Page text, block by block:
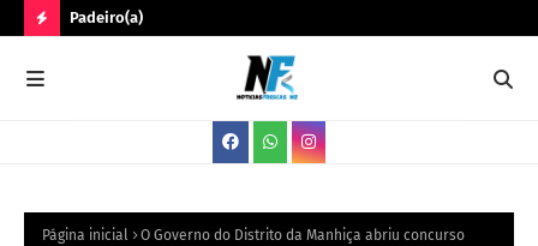
O
V
Padeiro(a)
Página inicial
O Governo do Distrito da Manhiça abriu concurso